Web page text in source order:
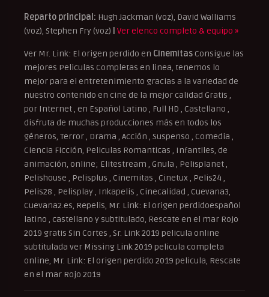
Reparto principal: Hugh Jackman (voz), David Walliams
(voz), Stephen Fry (voz)
Ver elenco completo & equipo »
Ver Mr. Link: El origen perdido en Cinemitas Consigue las
mejores Peliculas Completas en linea, tenemos lo
mejor para el entretenimiento gracias a la variedad de
nuestro contenido en cine de la mejor calidad Gratis ,
por Internet , en Español Latino , Full HD , Castellano ,
disfruta de muchas producciones más en todos los
géneros, Terror , Drama , Acción , Suspenso , Comedia ,
Ciencia Ficción, Peliculas Romanticas , Infantiles, de
animación, online; Elitestream , Gnula , Pelisplanet ,
Pelishouse , Pelisplus , Cinemitas , Cinetux , Pelis24 ,
Pelis28 , Pelisplay , Inkapelis , Cinecalidad , Cuevana3,
Cuevana2.es, Repelis, Mr. Link: El origen perdidoespañol
latino , castellano y subtitulado, Rescate en el mar Rojo
2019 gratis Sin Cortes , Sr. Link 2019 pelicula online
subtitulada ver Missing Link 2019 pelicula completa
online, Mr. Link: El origen perdido 2019 pelicula, Rescate
en el mar Rojo 2019